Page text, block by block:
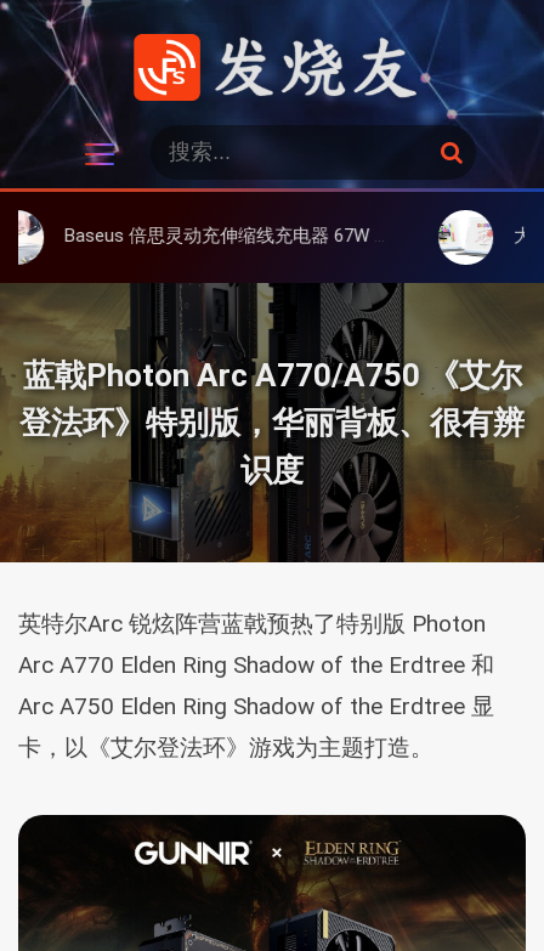
跳
发烧友
：
搜
索
动充伸缩线充电器 67W 3C，超耐用可伸缩线、氮化镓、3C多设备同时充 大上 Paperlike 13K 彩
蓝戟Photon Arc A770/A750 《艾尔
登法环》特别版，华丽背板、很有辨
识度
英特尔Arc 锐炫阵营蓝戟预热了特别版 Photon
Arc A770 Elden Ring Shadow of the Erdtree 和
Arc A750 Elden Ring Shadow of the Erdtree 显
卡，以《艾尔登法环》游戏为主题打造。